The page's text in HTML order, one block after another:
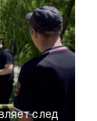
след